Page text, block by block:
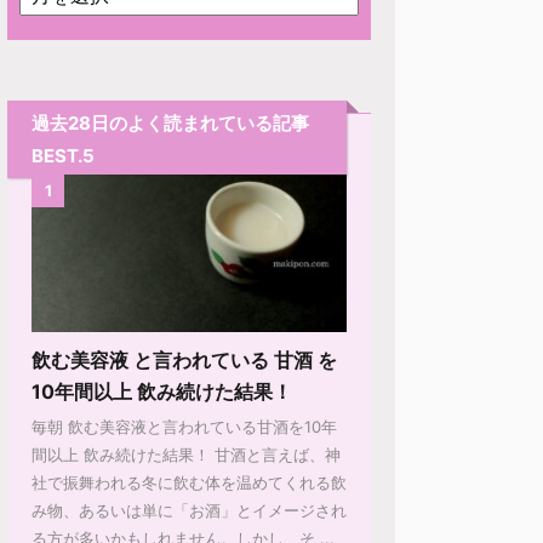
過去28日のよく読まれている記事
BEST.5
1
飲む美容液 と言われている 甘酒 を
10年間以上 飲み続けた結果！
毎朝 飲む美容液と言われている甘酒を10年
間以上 飲み続けた結果！ 甘酒と言えば、神
社で振舞われる冬に飲む体を温めてくれる飲
み物、あるいは単に「お酒」とイメージされ
る方が多いかもしれません。しかし、そ ...